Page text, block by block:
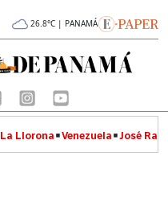
26.8°C | PANAMÁ
La Llorona Venezuela José